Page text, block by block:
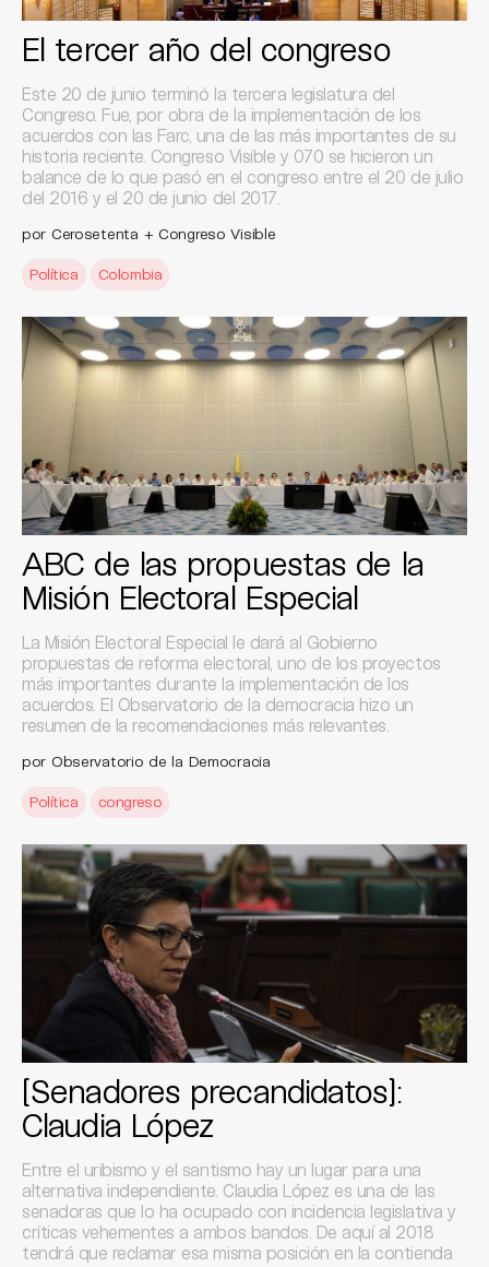
El tercer año del congreso
Este 20 de junio terminó la tercera legislatura del
Congreso. Fue, por obra de la implementación de los
acuerdos con las Farc, una de las más importantes de su
historia reciente. Congreso Visible y 070 se hicieron un
balance de lo que pasó en el congreso entre el 20 de julio
del 2016 y el 20 de junio del 2017.
por Cerosetenta + Congreso Visible
Política Colombia
ABC de las propuestas de la
Misión Electoral Especial
La Misión Electoral Especial le dará al Gobierno
propuestas de reforma electoral, uno de los proyectos
más importantes durante la implementación de los
acuerdos. El Observatorio de la democracia hizo un
resumen de la recomendaciones más relevantes.
por Observatorio de la Democracia
Política congreso
[Senadores precandidatos]:
Claudia López
Entre el uribismo y el santismo hay un lugar para una
alternativa independiente. Claudia López es una de las
senadoras que lo ha ocupado con incidencia legislativa y
críticas vehementes a ambos bandos. De aquí al 2018
tendrá que reclamar esa misma posición en la contienda